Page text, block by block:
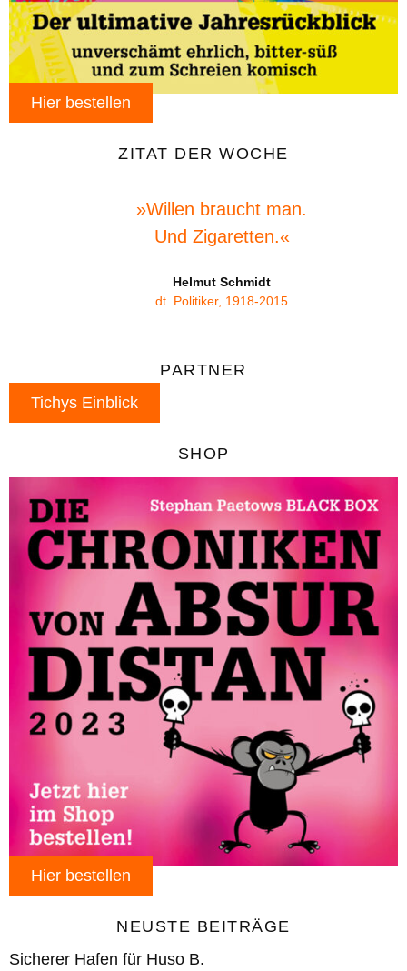
Hier bestellen
ZITAT DER WOCHE
»Willen braucht man.
Und Zigaretten.«
Helmut Schmidt
dt. Politiker, 1918-2015
PARTNER
Tichys Einblick
SHOP
Hier bestellen
NEUSTE BEITRÄGE
Sicherer Hafen für Huso B.